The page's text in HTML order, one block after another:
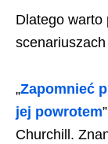
Dlatego warto
„Zapomnieć
jej powrotem
Churchill.